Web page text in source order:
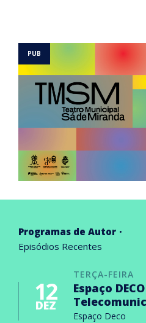
Programas de Autor
Episódios Recentes
TERÇA-FEIRA
12
DEZ
Espaço
Espaço Deco